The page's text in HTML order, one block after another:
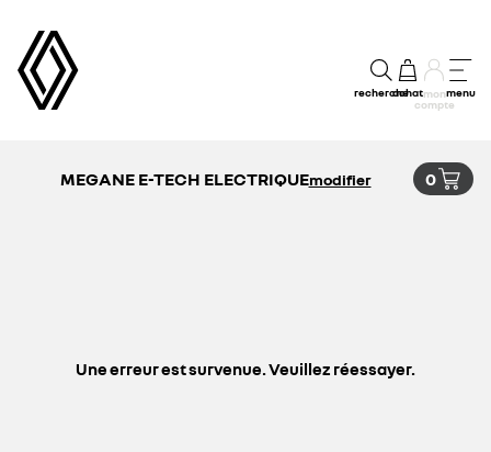
rechercheachatmon
compte
menu
MEGANE E-TECH ELECTRIQUEmodifier 0
Une erreur est survenue. Veuillez réessayer.